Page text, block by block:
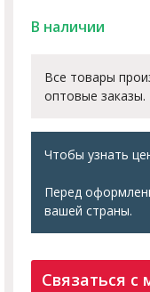
В наличии
Все товары
оптовые заказы.
Чтобы узнать
Перед
вашей страны.
Связаться